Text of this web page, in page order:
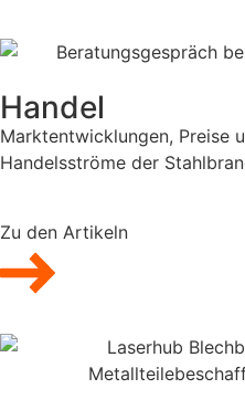
Handel
Marktentwicklungen, Preise
Handelsströme der
Zu den Artikeln